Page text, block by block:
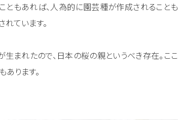
ともあれば、人為的に園芸種が作成されることも
れています。
まれたので、日本の桜の親というべき存在。ここ
ります。